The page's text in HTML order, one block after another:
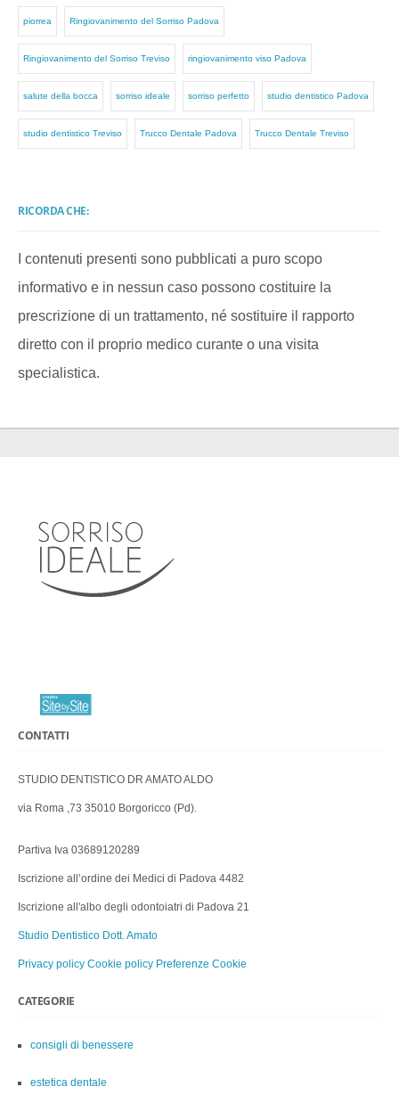
piorrea Ringiovanimento del Sorriso Padova
Ringiovanimento del Sorriso Treviso ringiovanimento viso Padova
salute della bocca sorriso ideale sorriso perfetto studio dentistico Padova
studio dentistico Treviso Trucco Dentale Padova Trucco Dentale Treviso
RICORDA CHE:
I contenuti presenti sono pubblicati a puro scopo
informativo e in nessun caso possono costituire la
prescrizione di un trattamento, né sostituire il rapporto
diretto con il proprio medico curante o una visita
specialistica.
CONTATTI
STUDIO DENTISTICO DR AMATO ALDO
via Roma ,73 35010 Borgoricco (Pd).
Partiva Iva 03689120289
Iscrizione all’ordine dei Medici di Padova 4482
Iscrizione all'albo degli odontoiatri di Padova 21
Studio Dentistico Dott. Amato
Privacy policy Cookie policy Preferenze Cookie
CATEGORIE
consigli di benessere
estetica dentale